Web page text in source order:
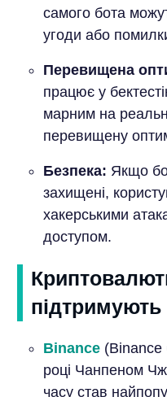
самого бота
угоди або
Перевищена
працює у
марним на
перевищену
Безпека: Якщо
захищені,
хакерськими
доступом.
підтримують
Binance(Binance
році Чанпеном
часу став